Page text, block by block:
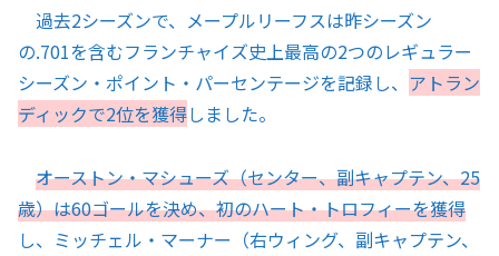
過去2シーズンで、メープルリーフスは昨シーズン
の.701を含むフランチャイズ史上最高の2つのレギュラー
シーズン・ポイント・パーセンテージを記録し、 アトラン
ディックで2位を獲得しました。
オーストン・マシューズ（センター、副キャプテン、25
歳）は60ゴールを決め、初のハート・トロフィーを獲得
し、ミッチェル・マーナー（右ウィング、副キャプテン、